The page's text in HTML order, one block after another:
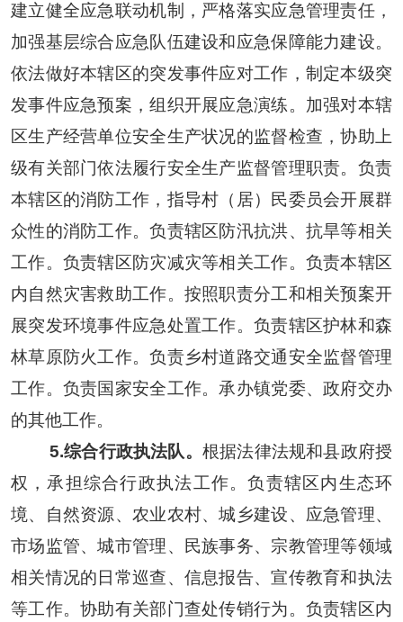
建立健全应急联动机制，严格落实应急管理责任，
加强基层综合应急队伍建设和应急保障能力建设。
依法做好本辖区的突发事件应对工作，制定本级突
发事件应急预案，组织开展应急演练。加强对本辖
区生产经营单位安全生产状况的监督检查，协助上
级有关部门依法履行安全生产监督管理职责。负责
本辖区的消防工作，指导村（居）民委员会开展群
众性的消防工作。负责辖区防汛抗洪、抗旱等相关
工作。负责辖区防灾减灾等相关工作。负责本辖区
内自然灾害救助工作。按照职责分工和相关预案开
展突发环境事件应急处置工作。负责辖区护林和森
林草原防火工作。负责乡村道路交通安全监督管理
工作。负责国家安全工作。承办镇党委、政府交办
的其他工作。
5.综合行政执法队。 根据法律法规和县政府授
权，承担综合行政执法工作。负责辖区内生态环
境、自然资源、农业农村、城乡建设、应急管理、
市场监管、城市管理、民族事务、宗教管理等领域
相关情况的日常巡查、信息报告、宣传教育和执法
等工作。协助有关部门查处传销行为。负责辖区内